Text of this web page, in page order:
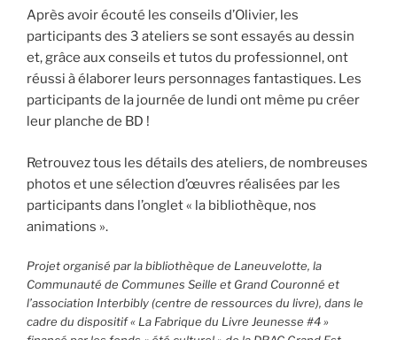
Après avoir écouté les conseils d’Olivier, les
participants des 3 ateliers se sont essayés au dessin
et, grâce aux conseils et tutos du professionnel, ont
réussi à élaborer leurs personnages fantastiques. Les
participants de la journée de lundi ont même pu créer
leur planche de BD !
Retrouvez tous les détails des ateliers, de nombreuses
photos et une sélection d’œuvres réalisées par les
participants dans l’onglet « la bibliothèque, nos
animations ».
Projet organisé par la bibliothèque de Laneuvelotte, la
Communauté de Communes Seille et Grand Couronné et
l’association Interbibly (centre de ressources du livre), dans le
cadre du dispositif « La Fabrique du Livre Jeunesse #4 »